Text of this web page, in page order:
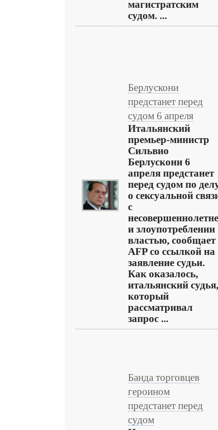
магистратским
судом. ...
Берлускони
предстанет перед
судом 6 апреля
Итальянский
премьер-министр
Сильвио
Берлускони 6
апреля предстанет
перед судом по
о сексуальной
с
и злоупотреблении
властью, сообщает
AFP со ссылкой на
заявление судьи.
Как оказалось,
итальянский судья,
который
рассматривал
запрос ...
Банда торговцев
героином
предстанет перед
судом